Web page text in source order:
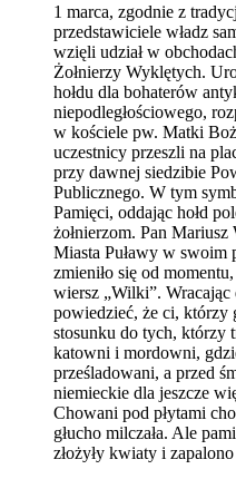
1 marca, zgodnie z
przedstawiciele władz
wzięli udział w
Żołnierzy Wyklętych.
hołdu dla bohaterów
niepodległościowego,
w kościele pw. Matki
uczestnicy przeszli na
przy dawnej siedzibie
Publicznego. W tym
Pamięci, oddając hołd
żołnierzom. Pan
Miasta Puławy w swoim
zmieniło się od
wiersz „Wilki”.
powiedzieć, że ci, którzy
stosunku do tych,
katowni i mordowni,
prześladowani, a przed
niemieckie dla jeszcze
Chowani pod płytami
głucho milczała. Ale
złożyły kwiaty i